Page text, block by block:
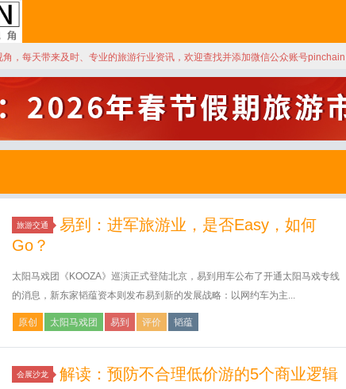
，每天带来及时、专业的旅游行业资讯，欢迎查找并添加微信公众账号pinchain
旅游交通
易到：进军旅游业，是否Easy，如何
Go？
太阳马戏团《KOOZA》巡演正式登陆北京，易到用车公布了开通太阳马戏专线
的消息，新东家韬蕴资本则发布易到新的发展战略：以网约车为主...
原创 太阳马戏团 易到 评价 韬蕴
会展沙龙 解读：预防不合理低价游的5个商业逻辑